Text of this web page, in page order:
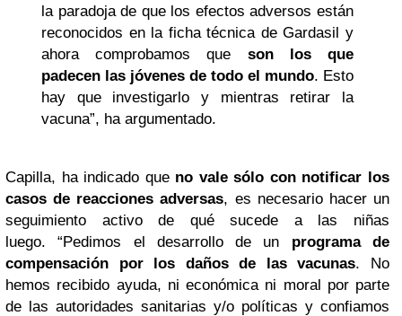
la paradoja de que los efectos adversos están
reconocidos en la ficha técnica de Gardasil y
ahora comprobamos que son los que
padecen las jóvenes de todo el mundo. Esto
hay que investigarlo y mientras retirar la
vacuna”, ha argumentado.
Capilla, ha indicado que no vale sólo con notificar los
casos de reacciones adversas, es necesario hacer un
seguimiento activo de qué sucede a las niñas
luego. “Pedimos el desarrollo de un programa de
compensación por los daños de las vacunas. No
hemos recibido ayuda, ni económica ni moral por parte
de las autoridades sanitarias y/o políticas y confiamos